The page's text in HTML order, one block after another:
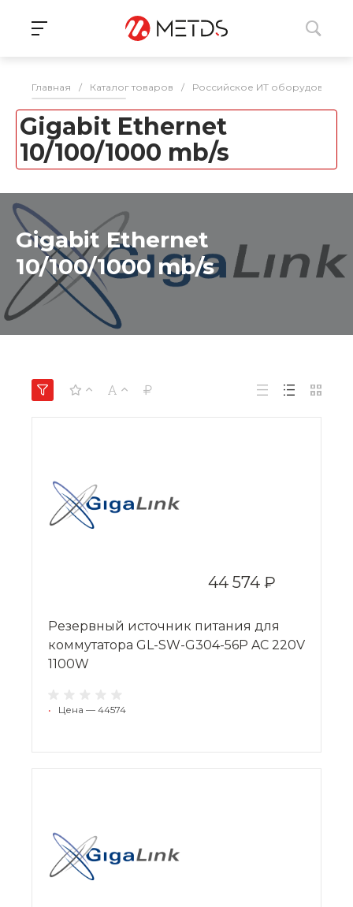
Главная / Каталог товаров / Российское ИТ оборудование
Gigabit Ethernet
10/100/1000 mb/s
Gigabit Ethernet
10/100/1000 mb/s
44 574 ₽
Резервный источник питания для
коммутатора GL-SW-G304-56P AC 220V
1100W
• Цена — 44574